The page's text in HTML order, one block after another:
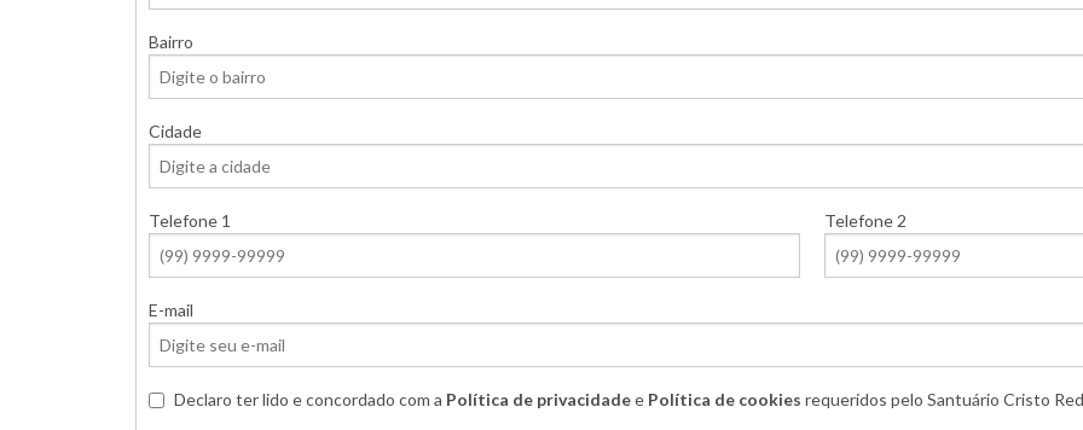
Bairro
Cidade
Telefone 1 Telefone 2
E-mail
Declaro ter lido e concordado com a Política de privacidadee Política de cookies requeridos pelo Santuário Cristo